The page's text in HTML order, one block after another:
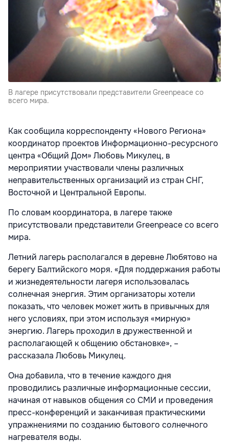
В лагере присутствовали представители Greenpeace со
всего мира.
Как сообщила корреспонденту «Нового Региона»
координатор проектов Информационно-ресурсного
центра «Общий Дом» Любовь Микулец, в
мероприятии участвовали члены различных
неправительственных организаций из стран СНГ,
Восточной и Центральной Европы.
По словам координатора, в лагере также
присутствовали представители Greenpeace со всего
мира.
Летний лагерь располагался в деревне Любятово на
берегу Балтийского моря. «Для поддержания работы
и жизнедеятельности лагеря использовалась
солнечная энергия. Этим организаторы хотели
показать, что человек может жить в привычных для
него условиях, при этом используя «мирную»
энергию. Лагерь проходил в дружественной и
располагающей к общению обстановке», –
рассказала Любовь Микулец.
Она добавила, что в течение каждого дня
проводились различные информационные сессии,
начиная от навыков общения со СМИ и проведения
пресс-конференций и заканчивая практическими
упражнениями по созданию бытового солнечного
нагревателя воды.